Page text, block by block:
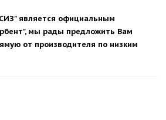
является официальным
мы рады предложить Вам
от производителя по низким